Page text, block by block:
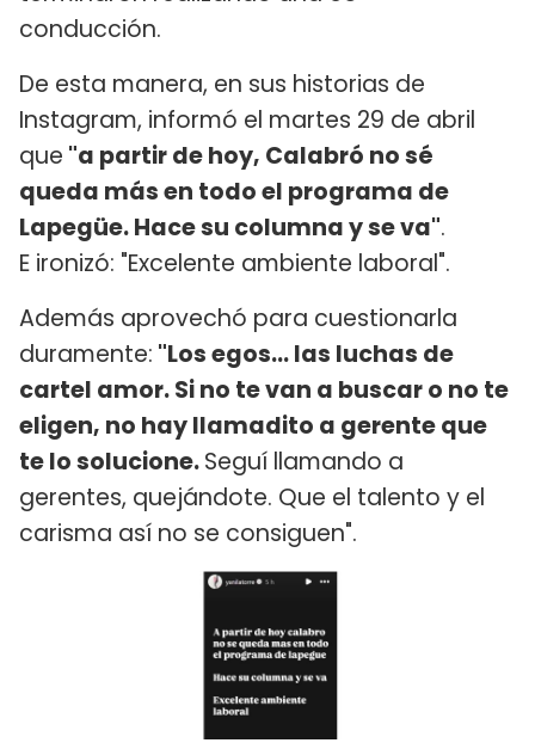
conducción.
De esta manera, en sus historias de
Instagram, informó el martes 29 de abril
que "a partir de hoy, Calabró no sé
queda más en todo el programa de
Lapegüe. Hace su columna y se va".
E ironizó: "Excelente ambiente laboral".
Además aprovechó para cuestionarla
duramente: "Los egos... las luchas de
cartel amor. Si no te van a buscar o no te
eligen, no hay llamadito a gerente que
te lo solucione.Seguí llamando a
gerentes, quejándote. Que el talento y el
carisma así no se consiguen".